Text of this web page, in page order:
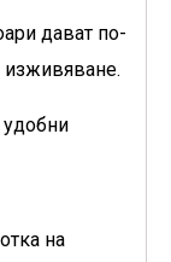
дават по-
изживяване.
удобни
на